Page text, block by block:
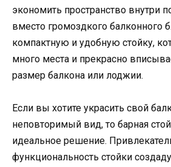
экономить пространство внутри
вместо громоздкого балконного
компактную и удобную стойку,
много места и прекрасно
размер балкона или лоджии.
Если вы хотите украсить свой
неповторимый вид, то барная
идеальное решение.
функциональность стойки